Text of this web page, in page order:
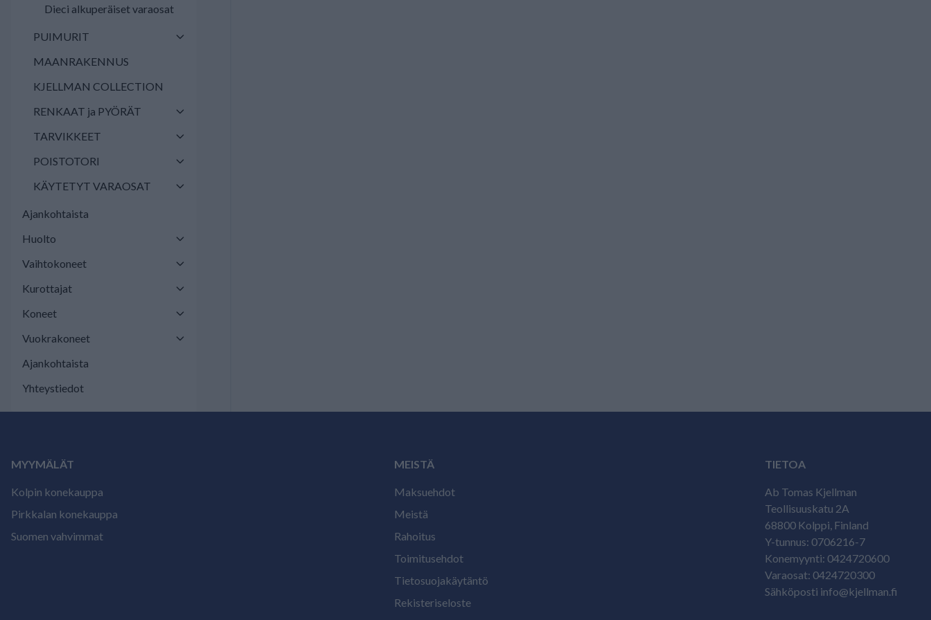
Dieci alkuperäiset varaosat
PUIMURIT
MAANRAKENNUS
KJELLMAN COLLECTION
RENKAAT ja PYÖRÄT
TARVIKKEET
POISTOTORI
KÄYTETYT VARAOSAT
Ajankohtaista
Huolto
Vaihtokoneet
Kurottajat
Koneet
Vuokrakoneet
Ajankohtaista
Yhteystiedot
MYYMÄLÄT
Kolpin konekauppa
Pirkkalan konekauppa
Suomen vahvimmat
MEISTÄ
Maksuehdot
Meistä
Rahoitus
Toimitusehdot
Tietosuojakäytäntö
Rekisteriseloste
TIETOA
Ab Tomas Kjellman
Teollisuuskatu 2A
68800 Kolppi, Finland
Y-tunnus: 0706216-7
Konemyynti: 0424720600
Varaosat: 0424720300
Sähköposti info@kjellman.fi